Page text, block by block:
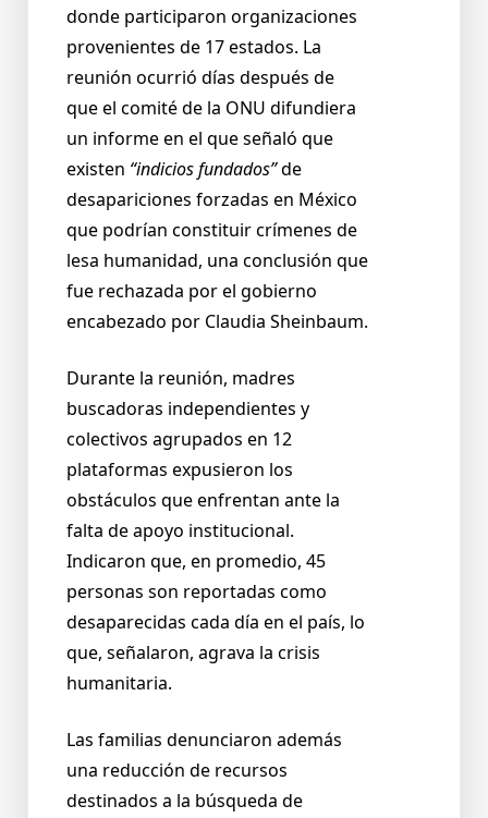
donde participaron organizaciones
provenientes de 17 estados. La
reunión ocurrió días después de
que el comité de la ONU difundiera
un informe en el que señaló que
existen “indicios fundados”de
desapariciones forzadas en México
que podrían constituir crímenes de
lesa humanidad, una conclusión que
fue rechazada por el gobierno
encabezado por Claudia Sheinbaum.
Durante la reunión, madres
buscadoras independientes y
colectivos agrupados en 12
plataformas expusieron los
obstáculos que enfrentan ante la
falta de apoyo institucional.
Indicaron que, en promedio, 45
personas son reportadas como
desaparecidas cada día en el país, lo
que, señalaron, agrava la crisis
humanitaria.
Las familias denunciaron además
una reducción de recursos
destinados a la búsqueda de